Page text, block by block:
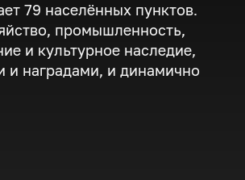
79 населённых пунктов.
промышленность,
и культурное наследие,
и наградами, и динамично